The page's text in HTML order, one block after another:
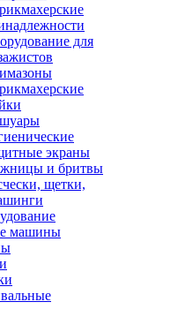
для
экраны
и бритвы
щетки,
машины